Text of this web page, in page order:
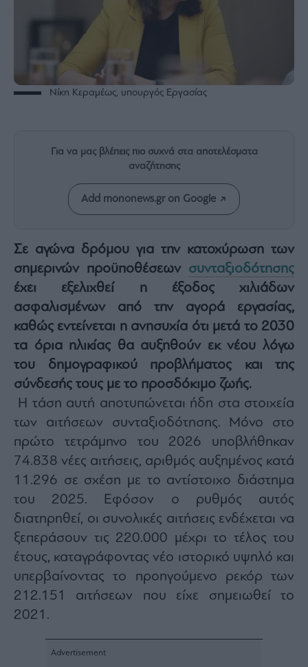
Rumors
Today
Συνεντεύξεις
Les
Bons
Vivants
Auto
Life
&
Style
Υγεία
Architecture
&
Design
Fashion
Art
Watches
Yachts
Table
For
Two
Μετοχές
Αγορές
Trader's
Νίκη Κεραμέως, υπουργός Εργασίας
Για να μας βλέπεις πιο συχνά στα αποτελέσματα
αναζήτησης
Add mononews.gr on Google
Σε αγώνα δρόμου για την κατοχύρωση των
σημερινών προϋποθέσεων συνταξιοδότησης
έχει εξελιχθεί η έξοδος χιλιάδων
ασφαλισμένων από την αγορά εργασίας,
καθώς εντείνεται η ανησυχία ότι μετά το 2030
τα όρια ηλικίας θα αυξηθούν εκ νέου λόγω
του δημογραφικού προβλήματος και της
σύνδεσής τους με το προσδόκιμο ζωής.
Η τάση αυτή αποτυπώνεται ήδη στα στοιχεία
των αιτήσεων συνταξιοδότησης. Μόνο στο
πρώτο τετράμηνο του 2026 υποβλήθηκαν
74.838 νέες αιτήσεις, αριθμός αυξημένος κατά
11.296 σε σχέση με το αντίστοιχο διάστημα
του 2025. Εφόσον ο ρυθμός αυτός
διατηρηθεί, οι συνολικές αιτήσεις ενδέχεται να
ξεπεράσουν τις 220.000 μέχρι το τέλος του
έτους, καταγράφοντας νέο ιστορικό υψηλό και
υπερβαίνοντας το προηγούμενο ρεκόρ των
212.151 αιτήσεων που είχε σημειωθεί το
2021.